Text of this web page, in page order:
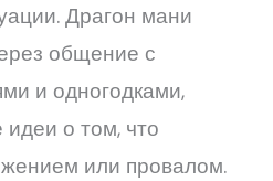
Драгон мани
общение с
и одногодками,
о том, что
или провалом.